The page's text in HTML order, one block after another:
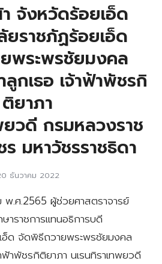
จังหวัดร้อยเอ็ด
ยราชภัฏร้อยเอ็ด
พระพรชัยมงคล
ลูกเธอ เจ้าฟ้าพัชรกิ
ติยาภา
ยวดี กรมหลวงราช
มหาวัชรราชธิดา
ธันวาคม 2022
.ศ.2565 ผู้ช่วยศาสตราจารย์
ราชการแทนอธิการบดี
อ็ด จัดพิธีถวายพระพรชัยมงคล
ฟ้าพัชรกิติยาภา นเรนทิราเทพยวดี